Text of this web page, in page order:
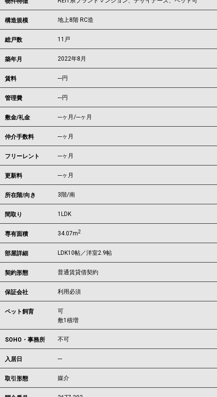
構造規模 地上8階 RC造
総戸数 11戸
築年月 2022年8月
賃料 ---円
管理費 ---円
敷金/礼金 ---ヶ月/---ヶ月
仲介手数料 ---ヶ月
フリーレント ---ヶ月
更新料 ---ヶ月
所在階/向き 3階/南
間取り 1LDK
専有面積 34.07m2
部屋詳細 LDK10帖／洋室2.9帖
契約形態 普通賃貸借契約
保証会社 利用必須
ペット飼育
可
敷1積増
SOHO・事務所 不可
入居日 ---
取引形態 媒介